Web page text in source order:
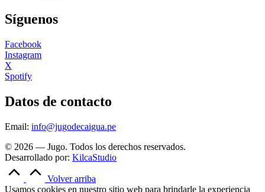
Síguenos
Facebook
Instagram
X
Spotify
Datos de contacto
Email: info@jugodecaigua.pe
© 2026 — Jugo. Todos los derechos reservados.
Desarrollado por: KilcaStudio
Volver arriba
Usamos cookies en nuestro sitio web para brindarle la experiencia